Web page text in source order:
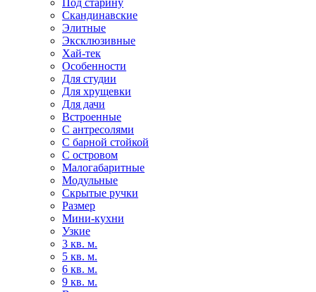
Под старину
Скандинавские
Элитные
Эксклюзивные
Хай-тек
Особенности
Для студии
Для хрущевки
Для дачи
Встроенные
С антресолями
С барной стойкой
С островом
Малогабаритные
Модульные
Скрытые ручки
Размер
Мини-кухни
Узкие
3 кв. м.
5 кв. м.
6 кв. м.
9 кв. м.